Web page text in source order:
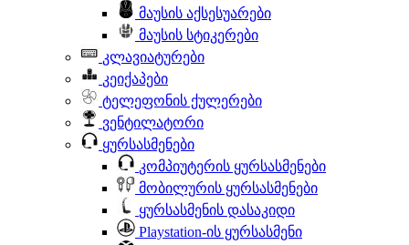
მაუსის აქსესუარები
მაუსის სტიკერები
კლავიატურები
კეიქაპები
ტელეფონის ქულერები
ვენტილატორი
ყურსასმენები
კომპიუტერის ყურსასმენები
მობილურის ყურსასმენები
ყურსასმენის დასაკიდი
Playstation-ის ყურსასმენი